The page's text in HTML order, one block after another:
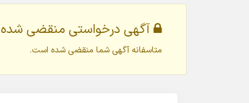
آگهی درخواستی منقضی
متاسفانه آگهی شما منقضی شده است.